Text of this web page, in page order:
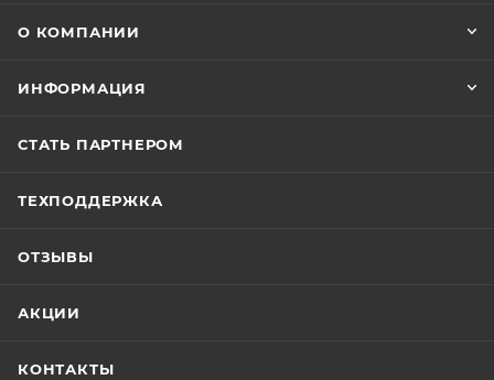
О КОМПАНИИ
ИНФОРМАЦИЯ
СТАТЬ ПАРТНЕРОМ
ТЕХПОДДЕРЖКА
ОТЗЫВЫ
АКЦИИ
КОНТАКТЫ